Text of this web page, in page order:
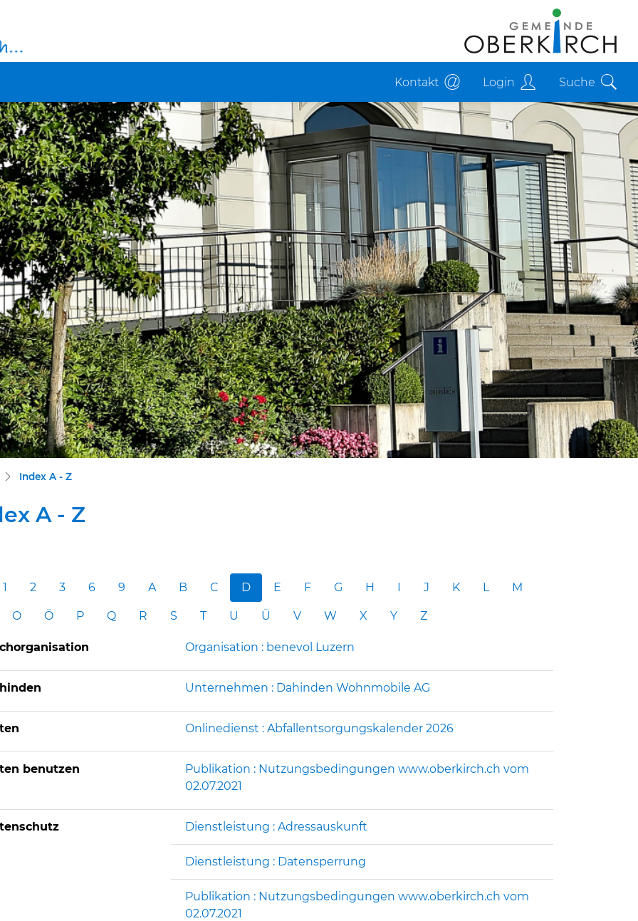
Kontakt Login Suche
Index A - Z(ausgewählt)
A - Z
1 2 3 6 9 A B C D E F G H I J K L M
O Ö P Q R S T U Ü V W X Y Z
Organisation : benevol Luzern
Unternehmen : Dahinden Wohnmobile AG
Onlinedienst : Abfallentsorgungskalender 2026
benutzen
Publikation : Nutzungsbedingungen www.oberkirch.ch vom
02.07.2021
Dienstleistung : Adressauskunft
Dienstleistung : Datensperrung
Publikation : Nutzungsbedingungen www.oberkirch.ch vom
02.07.2021